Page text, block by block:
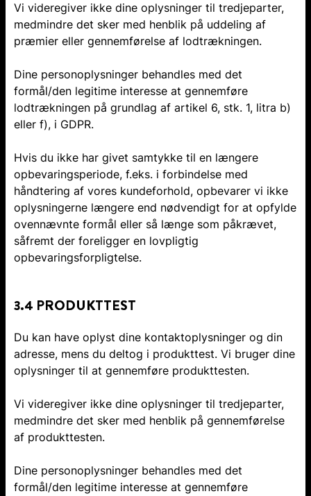
Vi videregiver ikke dine oplysninger til tredjeparter,
medmindre det sker med henblik på uddeling af
præmier eller gennemførelse af lodtrækningen.
Dine personoplysninger behandles med det
formål/den legitime interesse at gennemføre
lodtrækningen på grundlag af artikel 6, stk. 1, litra b)
eller f), i GDPR.
Hvis du ikke har givet samtykke til en længere
opbevaringsperiode, f.eks. i forbindelse med
håndtering af vores kundeforhold, opbevarer vi ikke
oplysningerne længere end nødvendigt for at opfylde
ovennævnte formål eller så længe som påkrævet,
såfremt der foreligger en lovpligtig
opbevaringsforpligtelse.
3.4 PRODUKTTEST
Du kan have oplyst dine kontaktoplysninger og din
adresse, mens du deltog i produkttest. Vi bruger dine
oplysninger til at gennemføre produkttesten.
Vi videregiver ikke dine oplysninger til tredjeparter,
medmindre det sker med henblik på gennemførelse
af produkttesten.
Dine personoplysninger behandles med det
formål/den legitime interesse at gennemføre